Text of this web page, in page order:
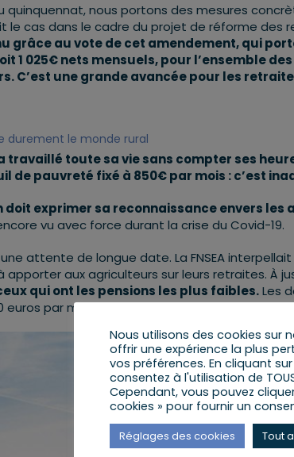
quinquennat, nous portons des mesures
le cas dans le cadre du projet de réforme des
grâce au vote de cet amendement, qui
1 025€ nets mensuels, pour l’ensemble
C’est une grande avancée pour les
durement le monde rural
travaillé toute sa vie sans compter ses
de pauvreté fixé à 850€ par mois : c’est
doit exprimer sa reconnaissance envers
vu avec force durant la crise du Covid-19.
attente de longue date. La FNSEA
apporter aux agriculteurs sur leurs retraites. À
qui ont les pensions les plus faibles.Les
euros par mois.
Nous utilisons des cookies sur
offrir une expérience la plus
vos préférences. En cliquant
consentez à l'utilisation de
Cependant, vous pouvez
cookies » pour fournir un
Réglages des cookies Tout